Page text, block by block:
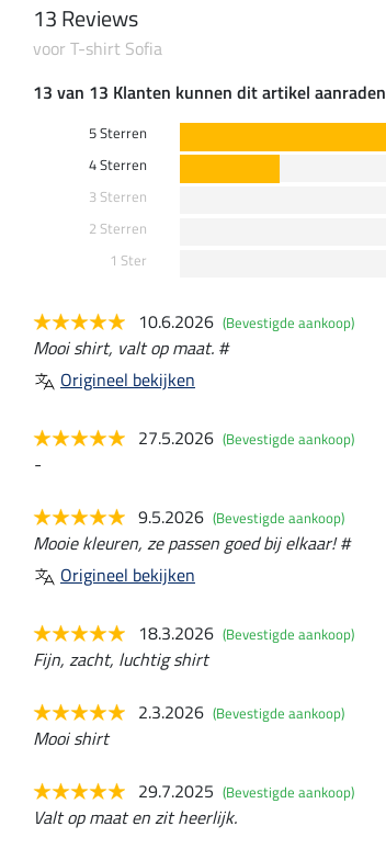
13 Reviews
voor T-shirt Sofia
13 van 13 Klanten kunnen dit artikel aanraden
5 Sterren
4 Sterren
3 Sterren
2 Sterren
1 Ster
10.6.2026 (Bevestigde aankoop)
Mooi shirt, valt op maat. #
Origineel bekijken
27.5.2026 (Bevestigde aankoop)
-
9.5.2026 (Bevestigde aankoop)
Mooie kleuren, ze passen goed bij elkaar! #
Origineel bekijken
18.3.2026 (Bevestigde aankoop)
Fijn, zacht, luchtig shirt
2.3.2026 (Bevestigde aankoop)
Mooi shirt
29.7.2025 (Bevestigde aankoop)
Valt op maat en zit heerlijk.